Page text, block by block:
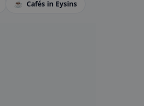
☕ Cafés in Eysins